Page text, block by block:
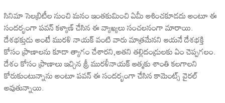
సినిమా సెలబ్రిటీల నుంచి మనం ఇంతకుమించి ఏమీ ఆశించకూడదు అంటూ ఈ
సందర్భంగా పవన్ కళ్యాణ్ చేసిన ఈ వ్యాఖ్యలు సంచలనంగా మారాయి.
దేశభక్తుడు అంటే మురళి నాయక్ వంటి వారు మాత్రమేనని ఆయనే దేశభక్తి
కోసం ప్రాణాలను కూడా త్యాగం చేశారని,అతని తల్లిదండ్రులకు ఏం చెప్పగలం.
దేశం కోసం ప్రాణాలు ఇచ్చిన శ్రీ మురళీనాయక్ ఆత్మకు శాంతి కలగాలని
కోరుకుంటున్నాను అంటూ పవన్ ఈ సందర్భంగా చేసిన కామెంట్స్ వైరల్
అవుతున్నాయి.